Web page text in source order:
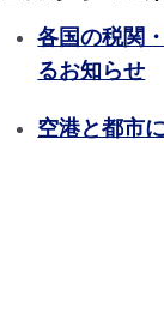
各国の税関
るお知らせ
空港と都市